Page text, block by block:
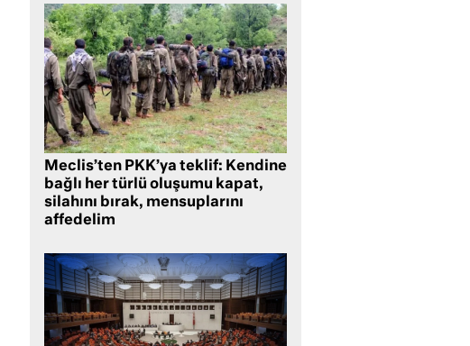
Meclis’ten PKK’ya teklif: Kendine
bağlı her türlü oluşumu kapat,
silahını bırak, mensuplarını
affedelim